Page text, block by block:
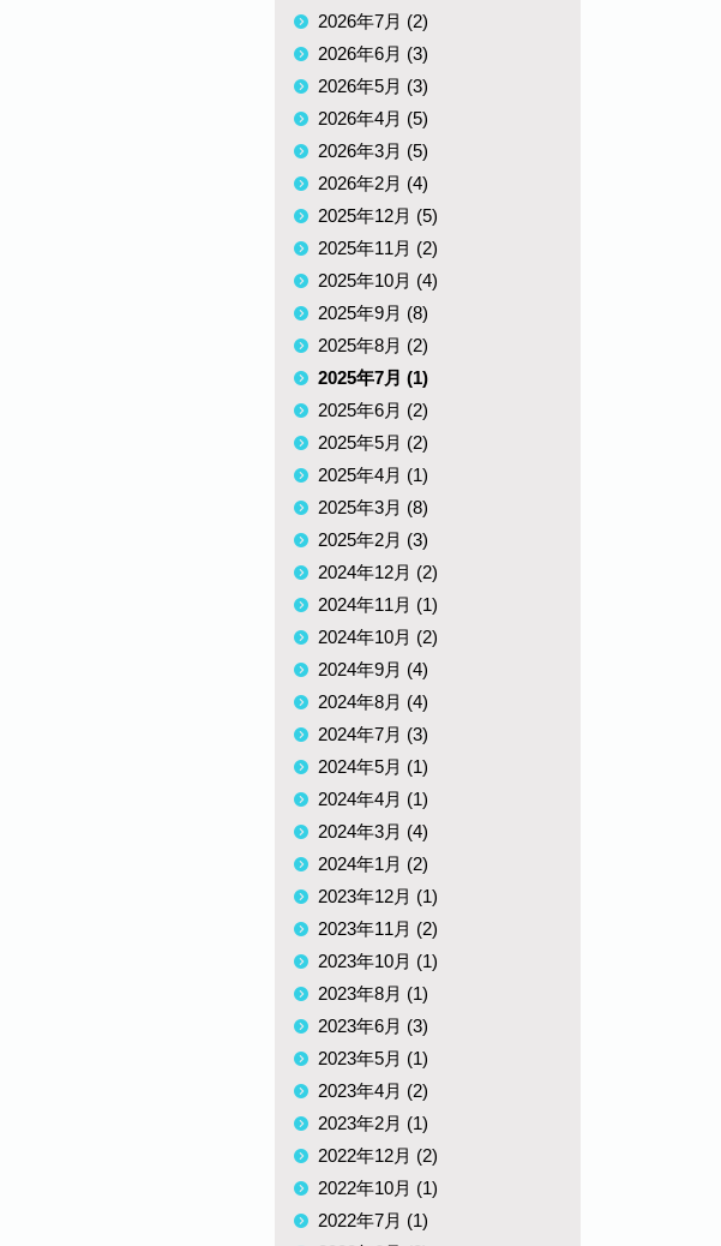
2026年7月 (2)
2026年6月 (3)
2026年5月 (3)
2026年4月 (5)
2026年3月 (5)
2026年2月 (4)
2025年12月 (5)
2025年11月 (2)
2025年10月 (4)
2025年9月 (8)
2025年8月 (2)
2025年7月 (1)
2025年6月 (2)
2025年5月 (2)
2025年4月 (1)
2025年3月 (8)
2025年2月 (3)
2024年12月 (2)
2024年11月 (1)
2024年10月 (2)
2024年9月 (4)
2024年8月 (4)
2024年7月 (3)
2024年5月 (1)
2024年4月 (1)
2024年3月 (4)
2024年1月 (2)
2023年12月 (1)
2023年11月 (2)
2023年10月 (1)
2023年8月 (1)
2023年6月 (3)
2023年5月 (1)
2023年4月 (2)
2023年2月 (1)
2022年12月 (2)
2022年10月 (1)
2022年7月 (1)